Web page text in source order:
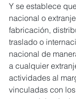
Y se establece
nacional o
fabricación,
traslado o
nacional de
a cualquier
actividades al
vinculadas con